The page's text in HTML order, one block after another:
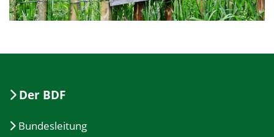
Der BDF
Bundesleitung